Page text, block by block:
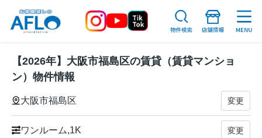
【2026年】大阪市福島区の賃貸（賃貸マンショ
ン）物件情報
大阪市福島区 変更
ワンルーム,1K 変更